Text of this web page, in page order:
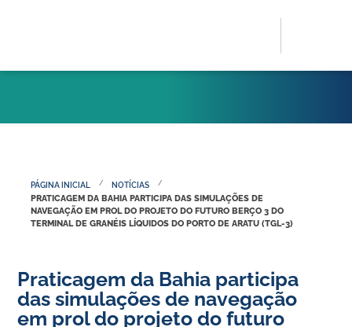
PÁGINA INICIAL / NOTÍCIAS /
PRATICAGEM DA BAHIA PARTICIPA DAS SIMULAÇÕES DE
NAVEGAÇÃO EM PROL DO PROJETO DO FUTURO BERÇO 3 DO
TERMINAL DE GRANÉIS LÍQUIDOS DO PORTO DE ARATU (TGL-3)
Praticagem da Bahia participa
das simulações de navegação
em prol do projeto do futuro